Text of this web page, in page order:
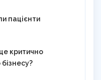
пацієнти
критично